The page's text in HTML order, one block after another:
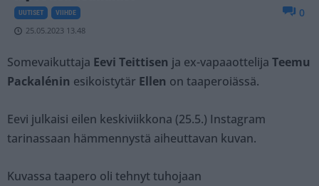
UUTISET VIIHDE
25.05.2023 13.48
0
Somevaikuttaja Eevi Teittisen ja ex-vapaaottelija Teemu
Packalénin esikoistytär Ellen on taaperoiässä.
Eevi julkaisi eilen keskiviikkona (25.5.) Instagram
tarinassaan hämmennystä aiheuttavan kuvan.
Kuvassa taapero oli tehnyt tuhojaan